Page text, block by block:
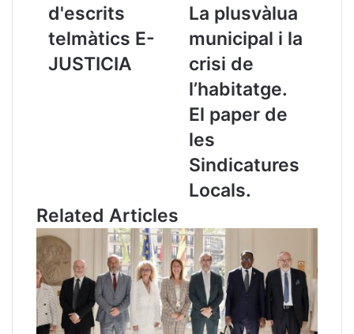
i
d
è
c
e
n
t
a
c
i
ó
d'escrits
telmàtics E-
JUSTICIA
e
W
b
n
C
C
A
a
p
l
u
s
v
La plusvàlua
municipal i la
crisi de
l’habitatge.
El paper de
les
Sindicatures
Locals.
Related Articles